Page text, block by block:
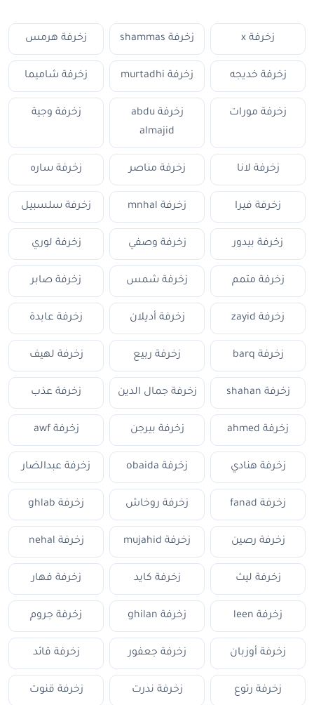
زخرفة x زخرفة shammas زخرفة هرمس
زخرفة خديجه زخرفة murtadhi زخرفة شاميما
زخرفة مورات
زخرفة abdu
almajid
زخرفة وجية
زخرفة لانا زخرفة مناصر زخرفة ساره
زخرفة فيرا زخرفة mnhal زخرفة سلسبيل
زخرفة بيدور زخرفة وصفي زخرفة لوري
زخرفة متمم زخرفة شمس زخرفة صابر
زخرفة zayid زخرفة أديلان زخرفة عابدة
زخرفة barq زخرفة ربيع زخرفة لهيف
زخرفة shahan زخرفة جمال الدين زخرفة عذب
زخرفة ahmed زخرفة بيرجن زخرفة awf
زخرفة هنادي زخرفة obaida زخرفة عبدالضار
زخرفة fanad زخرفة روخاش زخرفة ghlab
زخرفة رصين زخرفة mujahid زخرفة nehal
زخرفة ليث زخرفة كايد زخرفة فهار
زخرفة leen زخرفة ghilan زخرفة جروم
زخرفة أوزبان زخرفة جعفور زخرفة قائد
زخرفة رتوع زخرفة ندرت زخرفة قنوت